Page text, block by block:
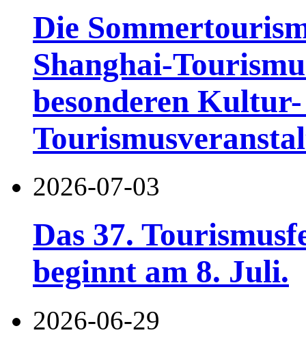
Die
Shanghai-
besonderen
2026-07-03
Das 37.
beginnt am 8. Juli.
2026-06-29